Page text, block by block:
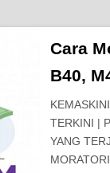
Cara
B40,
TERKINI |
YANG